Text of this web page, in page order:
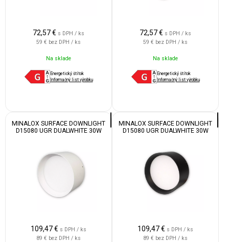
72,57€ s DPH / ks
59 € bez DPH / ks
Na sklade
Energetický štítok
Informačný list výrobku
72,57€ s DPH / ks
59 € bez DPH / ks
Na sklade
Energetický štítok
Informačný list výrobku
MINALOX SURFACE DOWNLIGHT
D15080 UGR DUALWHITE 30W
109,47€ s DPH / ks
89 € bez DPH / ks
MINALOX SURFACE DOWNLIGHT
D15080 UGR DUALWHITE 30W
109,47€ s DPH / ks
89 € bez DPH / ks